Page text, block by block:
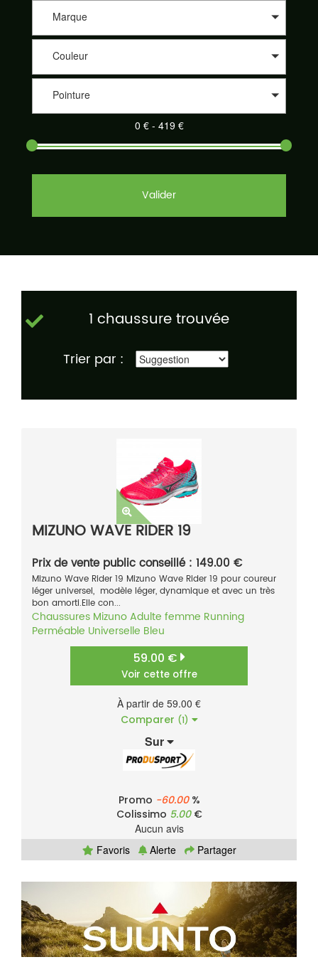
Marque
Couleur
Pointure
Valider
1 chaussure trouvée
Trier par :
MIZUNO WAVE RIDER 19
Prix de vente public conseillé : 149.00 €
Mizuno Wave Rider 19 Mizuno Wave Rider 19 pour coureur
léger universel, modèle léger, dynamique et avec un très
bon amorti.Elle con...
Chaussures MizunoAdulte femme Running
Perméable Universelle Bleu
59.00 €
Voir cette offre
À partir de 59.00 €
Comparer (1)
Sur
Promo -60.00%
Colissimo 5.00€
Aucun avis
Favoris
Alerte Partager